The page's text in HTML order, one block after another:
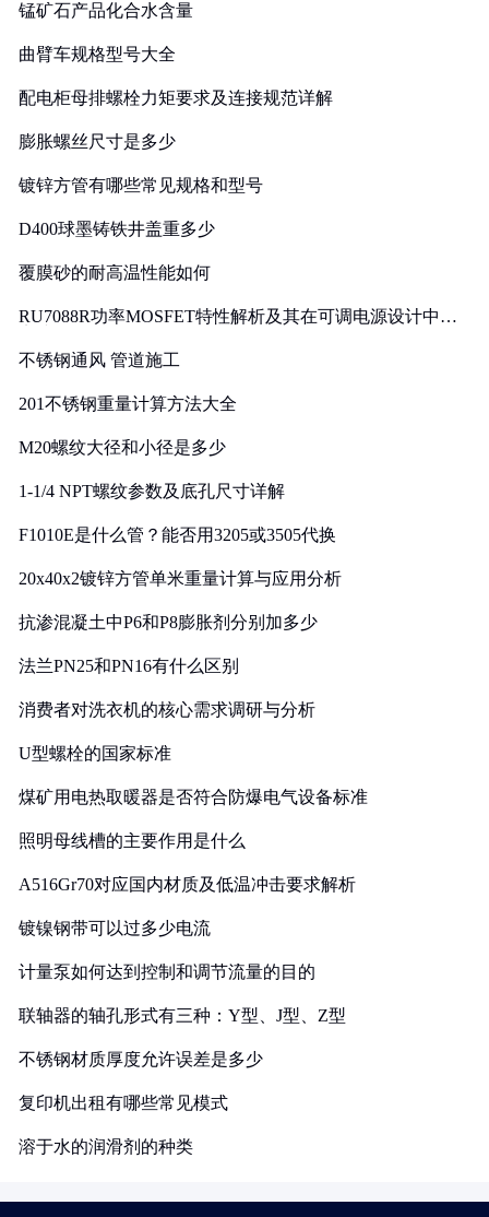
锰矿石产品化合水含量
曲臂车规格型号大全
配电柜母排螺栓力矩要求及连接规范详解
膨胀螺丝尺寸是多少
镀锌方管有哪些常见规格和型号
D400球墨铸铁井盖重多少
覆膜砂的耐高温性能如何
RU7088R功率MOSFET特性解析及其在可调电源设计中的
不锈钢通风 管道施工
201不锈钢重量计算方法大全
M20螺纹大径和小径是多少
1-1/4 NPT螺纹参数及底孔尺寸详解
F1010E是什么管？能否用3205或3505代换
20x40x2镀锌方管单米重量计算与应用分析
抗渗混凝土中P6和P8膨胀剂分别加多少
法兰PN25和PN16有什么区别
消费者对洗衣机的核心需求调研与分析
U型螺栓的国家标准
煤矿用电热取暖器是否符合防爆电气设备标准
照明母线槽的主要作用是什么
A516Gr70对应国内材质及低温冲击要求解析
镀镍钢带可以过多少电流
计量泵如何达到控制和调节流量的目的
联轴器的轴孔形式有三种：Y型、J型、Z型
不锈钢材质厚度允许误差是多少
复印机出租有哪些常见模式
溶于水的润滑剂的种类